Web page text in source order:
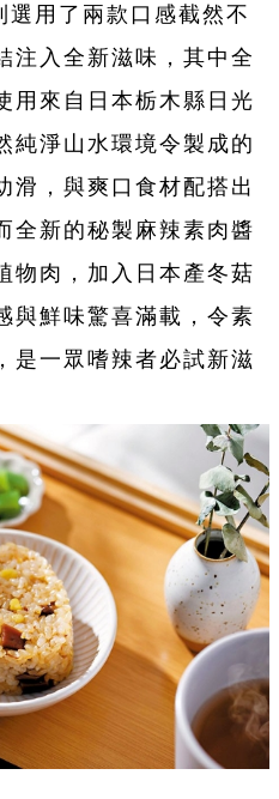
選用了兩款口感截然不
注入全新滋味，其中全
用來自日本栃木縣日光
純淨山水環境令製成的
滑，與爽口食材配搭出
全新的秘製麻辣素肉醬
物肉，加入日本產冬菇
與鮮味驚喜滿載，令素
是一眾嗜辣者必試新滋